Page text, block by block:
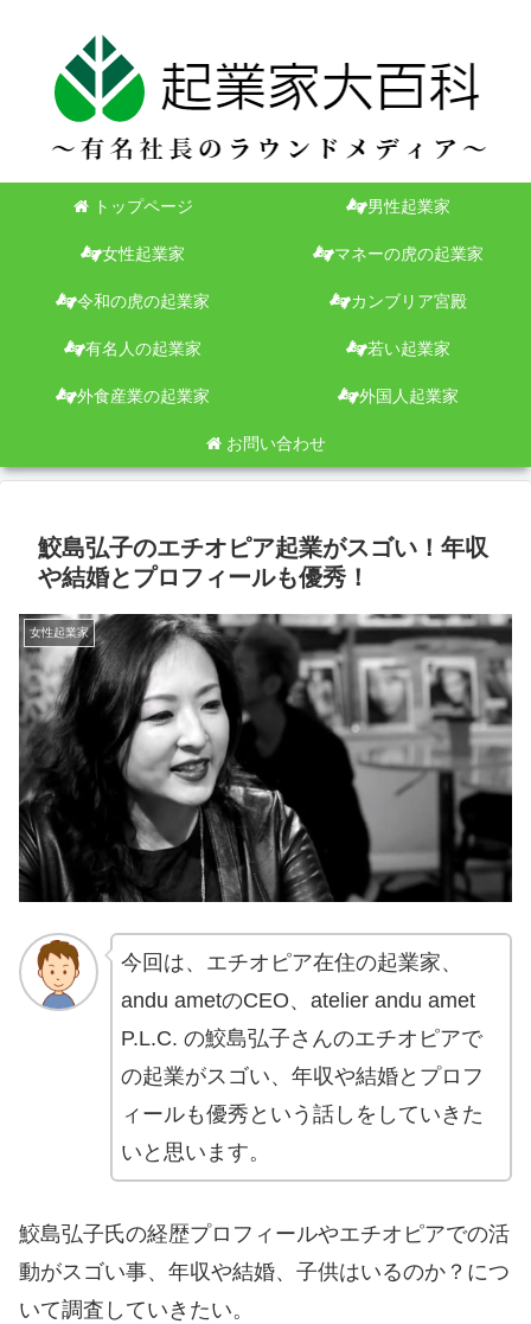
トップページ 男性起業家
女性起業家 マネーの虎の起業家
令和の虎の起業家 カンブリア宮殿
有名人の起業家 若い起業家
外食産業の起業家 外国人起業家
お問い合わせ
鮫島弘子のエチオピア起業がスゴい！年収
や結婚とプロフィールも優秀！
女性起業家
今回は、エチオピア在住の起業家、
andu ametのCEO、atelier andu amet
P.L.C. の鮫島弘子さんのエチオピアで
の起業がスゴい、年収や結婚とプロフ
ィールも優秀という話しをしていきた
いと思います。
鮫島弘子氏の経歴プロフィールやエチオピアでの活
動がスゴい事、年収や結婚、子供はいるのか？につ
いて調査していきたい。